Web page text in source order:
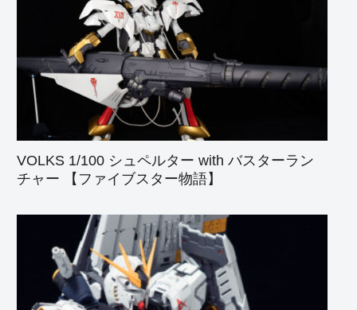
VOLKS 1/100 シュペルター with バスターラン
チャー 【ファイブスター物語】